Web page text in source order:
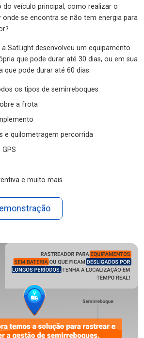
do veículo principal, como realizar o
se encontra se não tem energia para
SatLight desenvolveu um equipamento
que pode durar até 30 dias, ou em sua
que pode durar até 60 dias.
os tipos de semirreboques
a frota
e quilometragem percorrida
e muito mais